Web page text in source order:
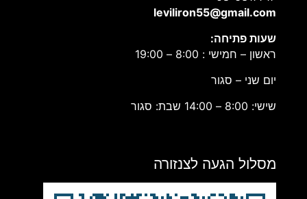
leviliron55@gmail.com
שעות פתיחה:
ראשון – חמישי : 8:00 – 19:00
יום שני – סגור
שישי: 8:00 – 14:00 שבת: סגור
מסלול הגעה לצנזורה